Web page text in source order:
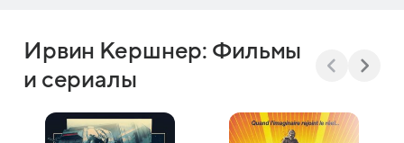
Ирвин Кершнер: Фильмы
и сериалы